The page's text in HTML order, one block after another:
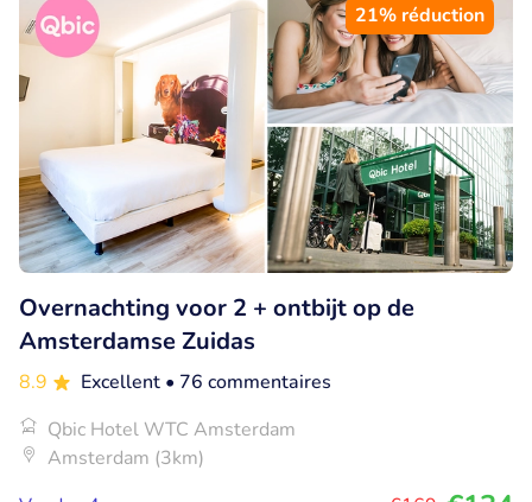
21% réduction
Overnachting voor 2 + ontbijt op de
Amsterdamse Zuidas
8.9 Excellent • 76 commentaires
Qbic Hotel WTC Amsterdam
Amsterdam (3km)